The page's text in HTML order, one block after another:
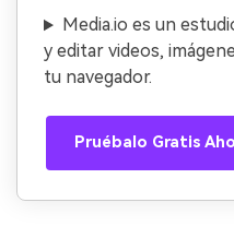
Media.io es un
y editar videos,
tu navegador.
Pruébalo Gratis